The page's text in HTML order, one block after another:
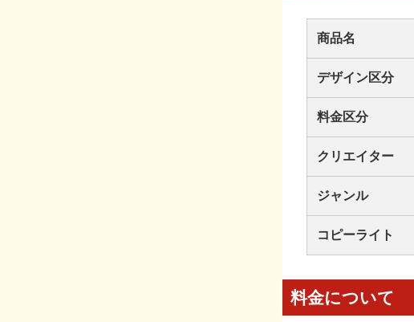
商品名
デザイン区分
料金区分
クリエイター
ジャンル
コピーライト
料金について